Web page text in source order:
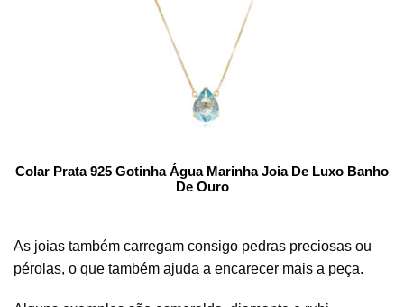
Colar Prata 925 Gotinha Água Marinha Joia De Luxo Banho
De Ouro
As joias também carregam consigo pedras preciosas ou
pérolas, o que também ajuda a encarecer mais a peça.